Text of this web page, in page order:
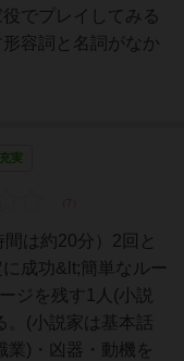
でプレイしてみる
形容詞と名詞がなか
充実
は約20分）2回と
成功&lt;簡単なルー
ジを残す1人(小説
。(小説家は基本話
業)・凶器・動機を